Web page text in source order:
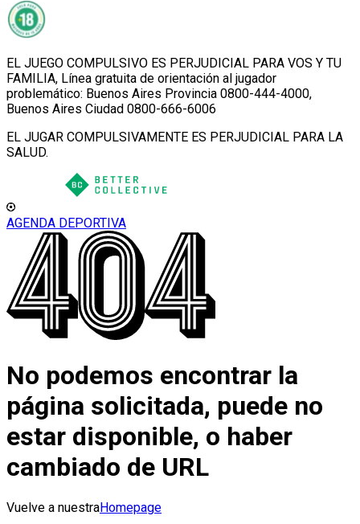
EL JUEGO COMPULSIVO ES PERJUDICIAL PARA VOS Y TU
FAMILIA, Línea gratuita de orientación al jugador
problemático: Buenos Aires Provincia 0800-444-4000,
Buenos Aires Ciudad 0800-666-6006
EL JUGAR COMPULSIVAMENTE ES PERJUDICIAL PARA LA
SALUD.
AGENDA DEPORTIVA
No podemos encontrar la
página solicitada, puede no
estar disponible, o haber
cambiado de URL
Vuelve a nuestraHomepage